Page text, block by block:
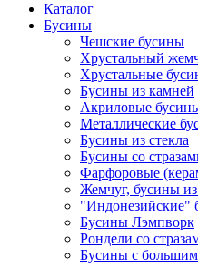
Каталог
Бусины
Чешские бусины
Хрустальный
Хрустальные
Бусины из камней
Акриловые
Металлические
Бусины из стекла
Бусины со
Фарфоровые
Жемчуг, бусины
"Индонезийские"
Бусины Лэмпворк
Рондели со
Бусины с большим